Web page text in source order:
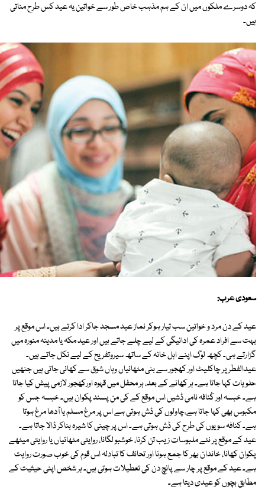
کہ دوسرے ملکوں میں ان کے ہم مذہب خاص طور سے خواتین یہ عید کس طرح مناتی
ہیں۔
سعودی عرب:
عید کے دن مرد و خواتین سب تیار ہوکر نماز عید مسجد جاکر ادا کرتے ہیں۔ اس موقع پر
بہت سے افراد عمرہ کی ادائیگی کے لیے چلے جاتے ہیں اور عید مکہ یا مدینہ منورہ میں
گزارتے ہی۔ کچھ لوگ اپنے اہل خانہ کے ساتھ سیروتفریح کے لیے نکل جاتے ہیں۔
عیدالفطر پر چاکلیٹ اور کھجور سے بنی مٹھائیاں وہاں شوق سے کھائی جاتی ہیں جنھیں
حلویات کہا جاتا ہے۔ ہر کھانے کے بعد، ہر محفل میں قہوہ اورکھجور لازمی پیش کیا جاتا
ہے۔ خبسہ اور کُنافہ نامی ڈشیں اس موقع کے کی من پسند پکوان ہیں۔ خبسہ جس کو
مکبوس بھی کہا جاتا ہے،چاولوں کی ڈش ہوتی ہے اس پر مرغ مسلم یا آدھا مرغ ہوتا
ہے۔ کنافہ سویوں کی طرح کی ڈش ہوتی ہے۔ اس پر چینی کا شیرہ بناکر ڈالا جاتا ہے۔
عید کے موقع پر نئے ملبوسات زیب تن کرنا، خوشبو لگانا، روایتی مٹھائیاں یا روایتی میٹھے
پکوان کھانا، خاندان بھر کا جمع ہونا اور تحائف کا تبادلہ اس قوم کی خوب صورت روایت
ہے۔ عید کے موقع پر چار سے پانچ دن کی تعطیلات ہوتی ہیں۔ ہر شخص اپنی حیثیت کے
مطابق بچوں کو عیدی دیتا ہے۔